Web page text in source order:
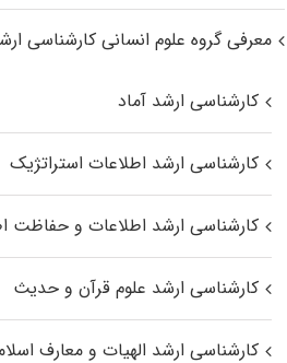
معرفی گروه علوم انسانی کارشناسی
کارشناسی ارشد آماد
کارشناسی ارشد اطلاعات استراتژیک
کارشناسی ارشد اطلاعات و حفاظت
کارشناسی ارشد علوم قرآن و حدیث
کارشناسی ارشد الهیات و معارف